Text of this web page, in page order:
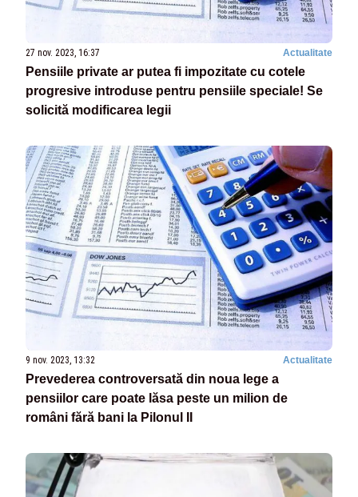
27 nov. 2023, 16:37 Actualitate
Pensiile private ar putea fi impozitate cu cotele
progresive introduse pentru pensiile speciale! Se
solicită modificarea legii
9 nov. 2023, 13:32 Actualitate
Prevederea controversată din noua lege a
pensiilor care poate lăsa peste un milion de
români fără bani la Pilonul II